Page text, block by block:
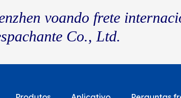
voando frete
Co., Ltd.